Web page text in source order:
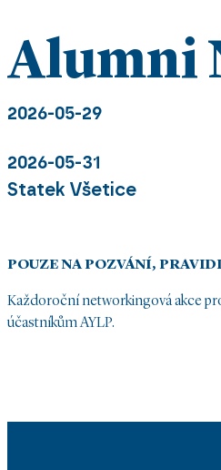
Alumni
2026-05-29
2026-05-31
Statek Všetice
POUZE NA POZVÁNÍ,
Každoroční networkingová akce
účastníkům AYLP.